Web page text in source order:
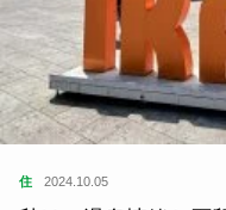
住 2024.10.05